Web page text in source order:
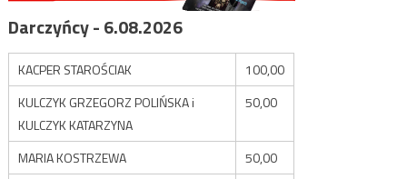
Darczyńcy - 6.08.2026
KACPER STAROŚCIAK
100,00
KULCZYK GRZEGORZ POLIŃSKA i
KULCZYK KATARZYNA
50,00
MARIA KOSTRZEWA
50,00